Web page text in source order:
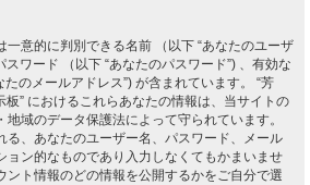
一意的に判別できる名前 （以下 “あなたのユーザ
スワード （以下 “あなたのパスワード”) 、有効な
たのメールアドレス”) が含まれています。 “芳
” におけるこれらあなたの情報は、当サイトの
域のデータ保護法によって守られています。
る、あなたのユーザー名、パスワード、メール
ョン的なものであり入力しなくてもかまいませ
ント情報のどの情報を公開するかをご自分で選